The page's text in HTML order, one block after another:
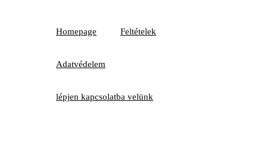
Homepage Feltételek
Adatvédelem
lépjen kapcsolatba velünk